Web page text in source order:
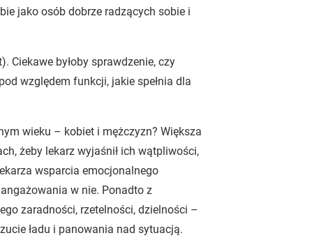
jako osób dobrze radzących sobie i
Ciekawe byłoby sprawdzenie, czy
względem funkcji, jakie spełnia dla
wieku – kobiet i mężczyzn? Większa
żeby lekarz wyjaśnił ich wątpliwości,
wsparcia emocjonalnego
w nie. Ponadto z
zaradności, rzetelności, dzielności –
ładu i panowania nad sytuacją.